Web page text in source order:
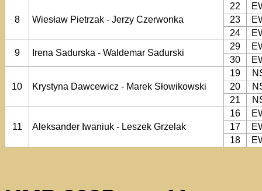
8 Wiesław Pietrzak - Jerzy Czerwonka
22
23
24
9
Irena Sadurska - Waldemar Sadurski
29
30
10 Krystyna Dawcewicz - Marek Słowikowski
19
20
21
11 Aleksander Iwaniuk - Leszek Grzelak
16
17
18